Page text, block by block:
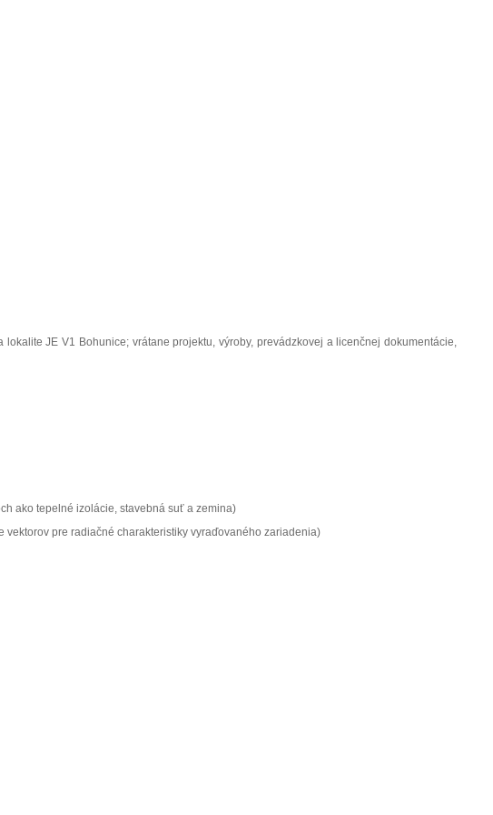
JE V1 Bohunice; vrátane projektu, výroby, prevádzkovej a licenčnej dokumentácie,
ako tepelné izolácie, stavebná suť a zemina)
pre radiačné charakteristiky vyraďovaného zariadenia)